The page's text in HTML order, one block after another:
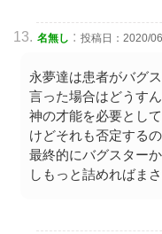
名無し : 投稿日：2020/
永夢達は患者がバグ
言った場合はどうす
神の才能を必要とし
けどそれも否定する
最終的にバグスター
しもっと詰めればま